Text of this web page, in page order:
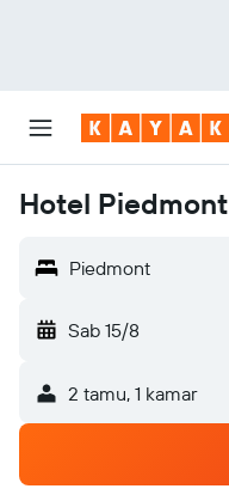
Hotel Piedmont
Piedmont
Sab 15/8
2 tamu, 1 kamar